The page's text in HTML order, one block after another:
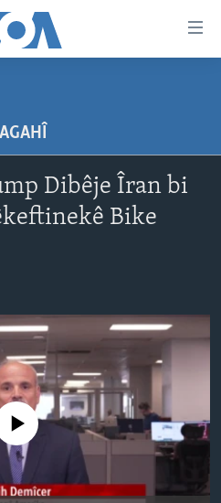
Dibêje Îran bi
Bike
currently available